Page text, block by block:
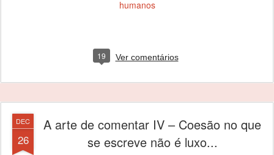
humanos
19 Ver comentários
DEC
26
A arte de comentar IV – Coesão no que
se escreve não é luxo...